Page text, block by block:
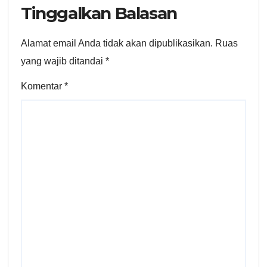
Tinggalkan Balasan
Alamat email Anda tidak akan dipublikasikan. Ruas
yang wajib ditandai *
Komentar *